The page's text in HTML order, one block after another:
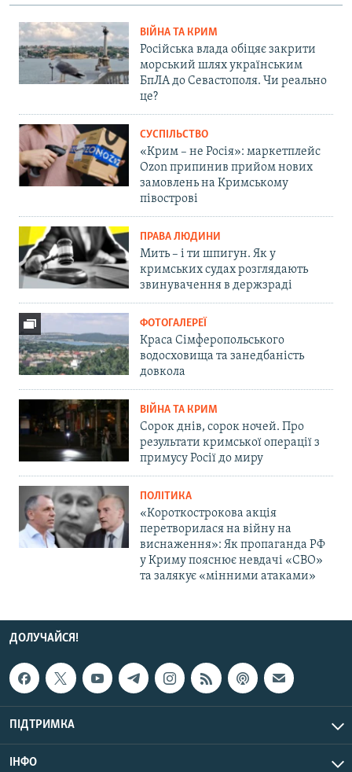
ВІЙНА ТА КРИМ
Російська влада обіцяє закрити
морський шлях українським
БпЛА до Севастополя. Чи реально
це?
СУСПІЛЬСТВО
«Крим – не Росія»: маркетплейс
Ozon припинив прийом нових
замовлень на Кримському
півострові
ПРАВА ЛЮДИНИ
Мить – і ти шпигун. Як у
кримських судах розглядають
звинувачення в держзраді
ФОТОГАЛЕРЕЇ
Краса Сімферопольського
водосховища та занедбаність
довкола
ВІЙНА ТА КРИМ
Сорок днів, сорок ночей. Про
результати кримської операції з
примусу Росії до миру
ПОЛІТИКА
«Короткострокова акція
перетворилася на війну на
виснаження»: Як пропаганда РФ
у Криму пояснює невдачі «СВО»
та залякує «мінними атаками»
ДОЛУЧАЙСЯ!
ПІДТРИМКА
ІНФО